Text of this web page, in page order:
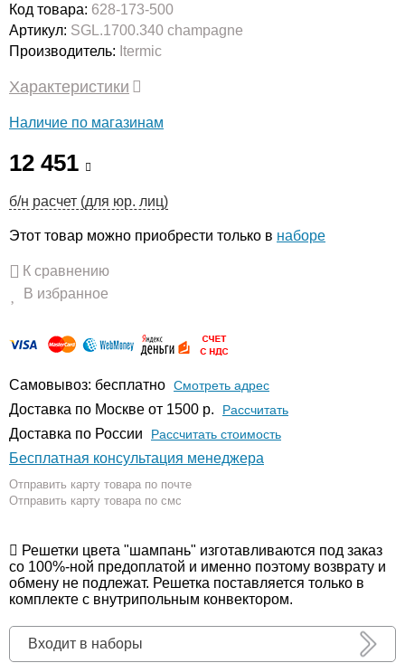
Код товара: 628-173-500
Артикул: SGL.1700.340 champagne
Производитель: Itermic
Характеристики
Наличие по магазинам
12 451
б/н расчет (для юр. лиц)
Этот товар можно приобрести только в наборе
К сравнению
В избранное
Самовывоз: бесплатно Смотреть адрес
Доставка по Москве от 1500 р. Расcчитать
Доставка по России Рассчитать стоимость
Бесплатная консультация менеджера
Отправить карту товара по почте
Отправить карту товара по смс
Решетки цвета "шампань" изготавливаются под заказ
со 100%-ной предоплатой и именно поэтому возврату и
обмену не подлежат. Решетка поставляется только в
комплекте с внутрипольным конвектором.
Входит в наборы